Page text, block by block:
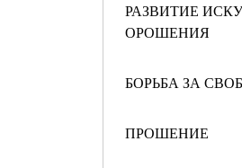
РАЗВИТИЕ
ОРОШЕНИЯ
БОРЬБА ЗА
ПРОШЕНИЕ